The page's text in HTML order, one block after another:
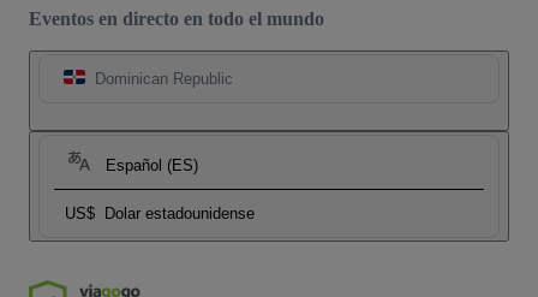
Eventos en directo en todo el mundo
Dominican Republic
Español (ES)
US$ Dolar estadounidense